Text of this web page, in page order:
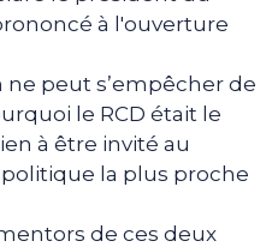
à l'ouverture
ne peut s’empêcher de
le RCD était le
à être invité au
la plus proche
de ces deux